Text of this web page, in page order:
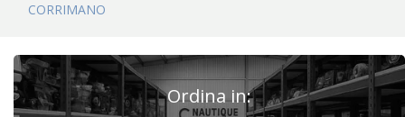
CORRIMANO
Ordina in: